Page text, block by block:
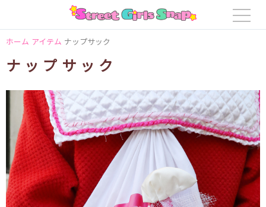
ホーム アイテム ナップサック
ナップサック